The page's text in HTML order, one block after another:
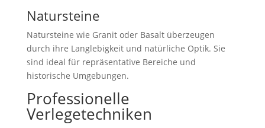
Natursteine
Natursteine wie Granit oder Basalt überzeugen
durch ihre Langlebigkeit und natürliche Optik. Sie
sind ideal für repräsentative Bereiche und
historische Umgebungen.
Professionelle
Verlegetechniken